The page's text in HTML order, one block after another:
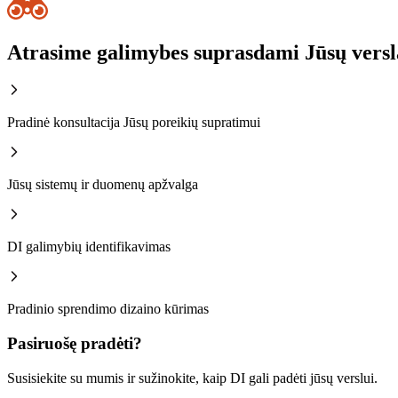
Atrasime galimybes suprasdami Jūsų
Pradinė konsultacija Jūsų poreikių supratimui
Jūsų sistemų ir duomenų apžvalga
DI galimybių identifikavimas
Pradinio sprendimo dizaino kūrimas
Pasiruošę pradėti?
Susisiekite su mumis ir sužinokite, kaip DI gali padėti jūsų verslui.